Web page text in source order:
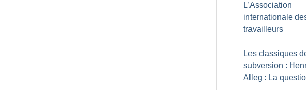
L’Association
internationale
travailleurs
Les classiques
subversion :
Alleg : La